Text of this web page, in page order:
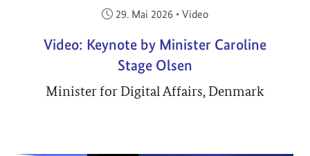
Veröffentlicht am:
29. Mai 2026 • Video
Video: Keynote by Minister Caroline
Stage Olsen
Minister for Digital Affairs, Denmark